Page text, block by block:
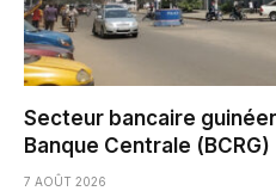
Secteur bancaire
Banque Centrale (BCRG)
7 AOÛT 2026